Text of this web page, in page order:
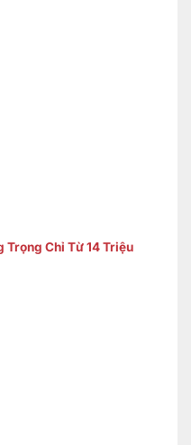
Trọng Chỉ Từ 14 Triệu